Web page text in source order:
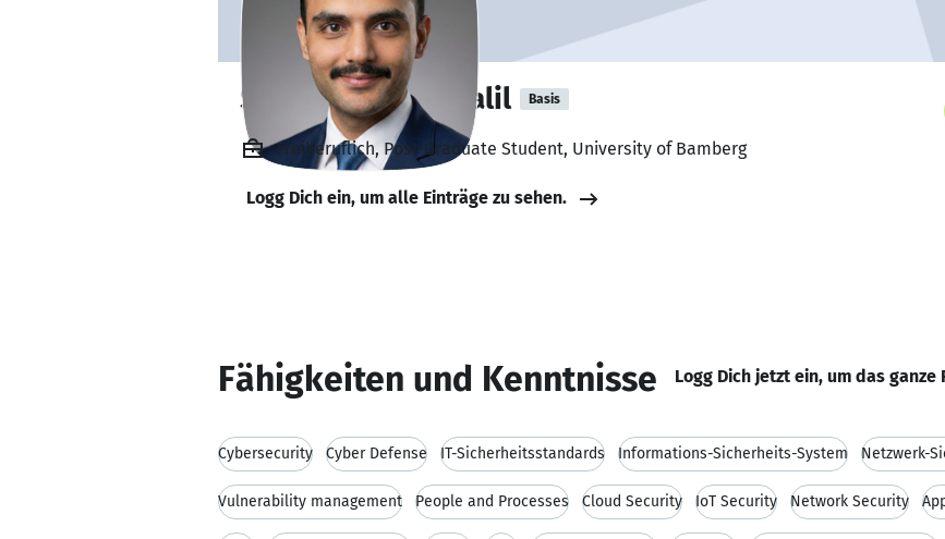
Syed Ibrahim Khalil Basis
Freiberuflich, Post-Graduate Student, University of Bamberg
Logg Dich ein, um alle Einträge zu sehen.
Fähigkeiten und Kenntnisse Logg Dich jetzt ein, um das ganze
Cybersecurity Cyber Defense IT-Sicherheitsstandards Informations-Sicherheits-System Netzwerk-
Vulnerability management People and Processes Cloud Security IoT Security Network Security